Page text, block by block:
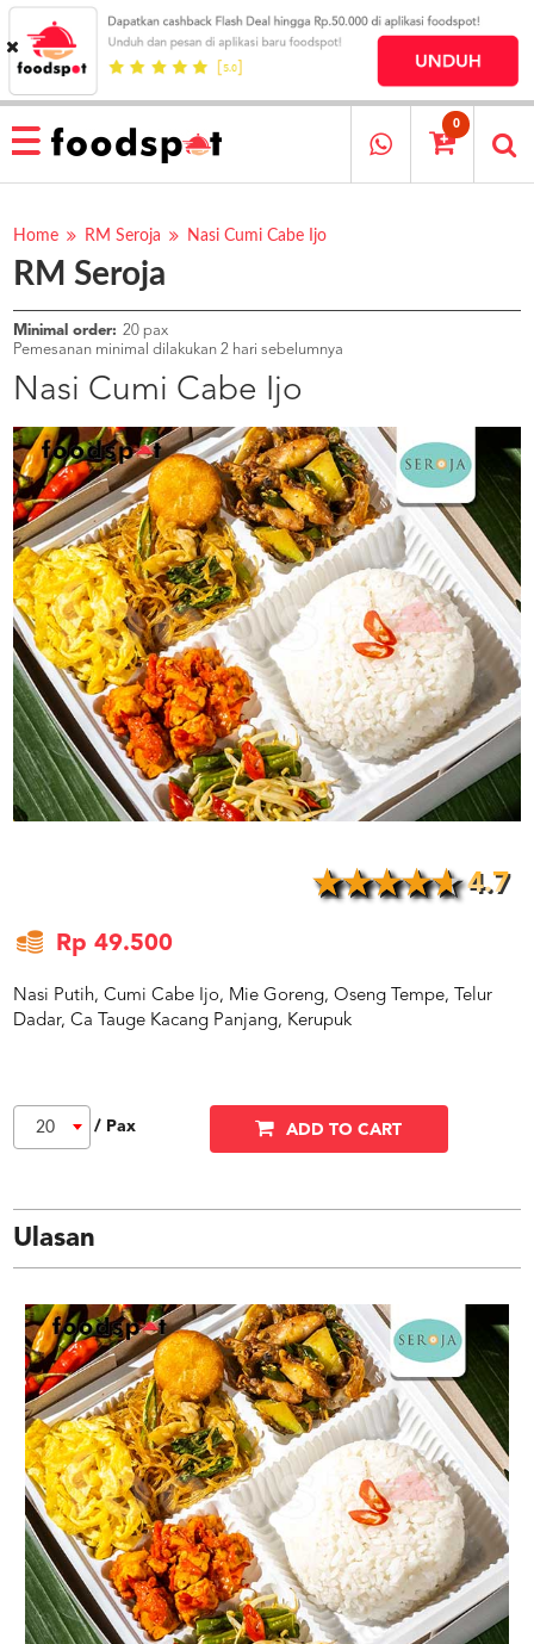
HOME
MENU
RESTAURANT
PESAN
OUR
COMPANY
KATA
MEREKA
KATALOG
LOYALTY
PROGRAM
FAQ
ABOUT
US
CATERERS
BLOG
TERMS
&
CONDITIONS
CALL
CENTER
021
5091
3494
0
Home RM Seroja Nasi Cumi Cabe Ijo
RM Seroja
Minimal order: 20 pax
Pemesanan minimal dilakukan 2 hari sebelumnya
Nasi Cumi Cabe Ijo
4.7
Rp 49.500
Nasi Putih, Cumi Cabe Ijo, Mie Goreng, Oseng Tempe, Telur
Dadar, Ca Tauge Kacang Panjang, Kerupuk
20 / Pax ADD TO CART
Ulasan